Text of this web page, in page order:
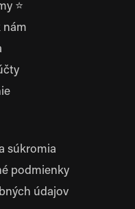
⭐
nám
súkromia
podmienky
údajov